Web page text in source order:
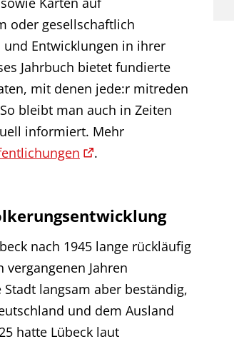
oder gesellschaftlich
und Entwicklungen in ihrer
Jahrbuch bietet fundierte
mit denen jede:r mitreden
bleibt man auch in Zeiten
informiert. Mehr
.
nach 1945 lange rückläufig
Jahren
langsam aber beständig,
und dem Ausland
hatte Lübeck laut